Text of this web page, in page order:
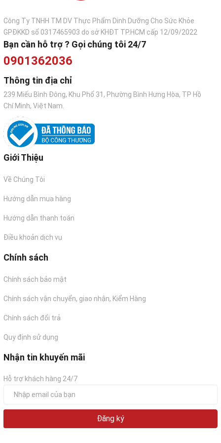
Có thể chế biến chiên như Tempura và Furai của
Nhật Bản
Nhúng lẩu, nướng sate, nướng mọi, xào cùng
Tôm thẻ Nobashi sốt Thái hoặc tái chanh cũng
rất phù hợp với các bạn thích ăn chua, cay.
Công Ty TNHH TM DV Thực Phẩm Dinh Dưỡng Cho Sức Khỏe
GPĐKKD số 0317465903 do sở KHĐT TP.HCM cấp 12/09/2022
Bạn cần hỗ trợ ? Gọi chúng tôi 24/7
0901362036
Thông tin địa chỉ
239 Miếu Bình Đông, Khu Phố 31, Phường Bình Hưng Hòa, TP Hồ
Chí Minh, Việt Nam.
Giới Thiệu
Về Chúng Tôi
Hướng dẫn mua hàng
Hướng dẫn thanh toán
Điều khoản dịch vụ
Chính sách
Chính sách bảo mật
Chính sách vận chuyển, giao nhận, Kiểm Hàng
Chính sách đổi trả
Quy định sử dụng
Nhận tin khuyến mãi
Hỗ trợ khách hàng 24/7
Đăng ký